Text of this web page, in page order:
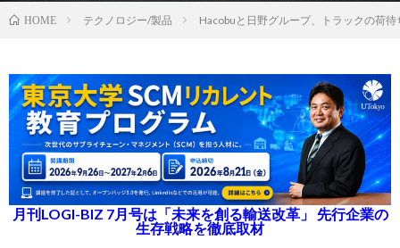
HOME テクノロジー/製品 Hacobuと日野グループ、トラックの荷
月刊LOGI-BIZ 7月号は「未来を創る輸送改革」 先行企業の
生存戦略を徹底取材